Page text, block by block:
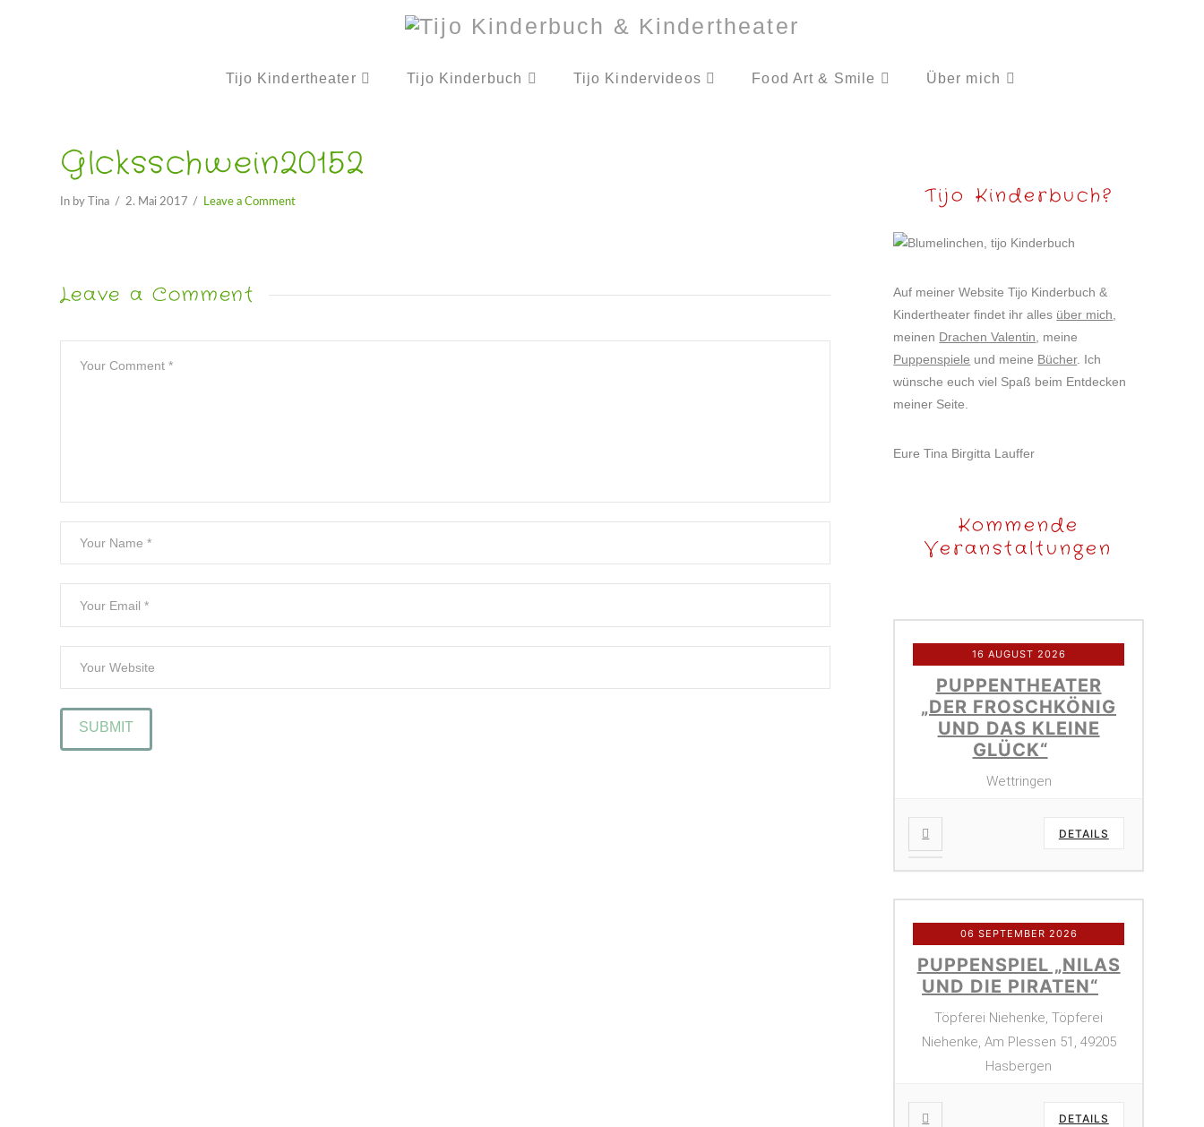
Tijo Kindertheater Tijo Kinderbuch Tijo Kindervideos Food Art & Smile Über mich
Glcksschwein20152
In by Tina 2. Mai 2017 Leave a Comment
Leave a Comment
Tijo Kinderbuch?
Auf meiner Website Tijo Kinderbuch &
Kindertheater findet ihr alles über mich
meinen Drachen Valentin , meine
Puppenspiele und meine Bücher. Ich
wünsche euch viel Spaß beim Entdecken
meiner Seite.
Eure Tina Birgitta Lauffer
Kommende
Veranstaltungen
16 AUGUST 2026
PUPPENTHEATER
„DER FROSCHKÖNIG
UND DAS KLEINE
GLÜCK“
Wettringen
DETAILS
06 SEPTEMBER 2026
PUPPENSPIEL „NILAS
UND DIE PIRATEN“
Töpferei Niehenke, Töpferei
Niehenke, Am Plessen 51, 49205
Hasbergen
DETAILS